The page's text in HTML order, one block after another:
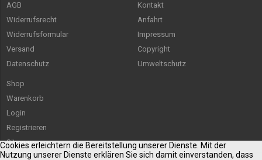
AGB
Widerrufsrecht
Widerrufsformular
Versand
Datenschutz
Kontakt
Anfahrt
Impressum
Copyright
Umweltschutz
Shop
Warenkorb
Login
Registrieren
Sitemap
Cookies erleichtern die Bereitstellung unserer Dienste. Mit der
Nutzung unserer Dienste erklären Sie sich damit einverstanden, dass